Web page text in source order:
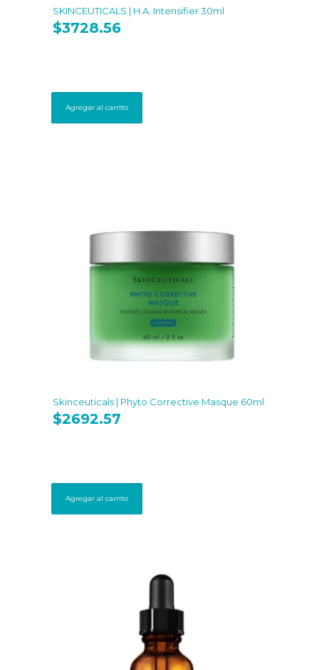
SKINCEUTICALS | H.A. Intensifier 30ml
$3728.56
Agregar al carrito
Skinceuticals | Phyto Corrective Masque 60ml
$2692.57
Agregar al carrito